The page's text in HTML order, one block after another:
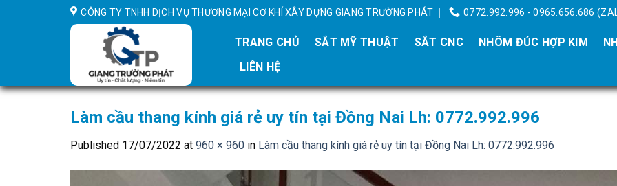
CÔNG TY TNHH DỊCH VỤ THƯƠNG MẠI CƠ KHÍ XÂY DỰNG GIANG TRƯỜNG PHÁT 0772.992.996 - 0965.656.686
TRANG CHỦ SẮT MỸ THUẬT SẮT CNC NHÔM ĐÚC HỢP KIM
LIÊN HỆ
Làm cầu thang kính giá rẻ uy tín tại Đồng Nai Lh: 0772.992.996
Published 17/07/2022 at 960 × 960 in Làm cầu thang kính giá rẻ uy tín tại Đồng Nai Lh: 0772.992.996